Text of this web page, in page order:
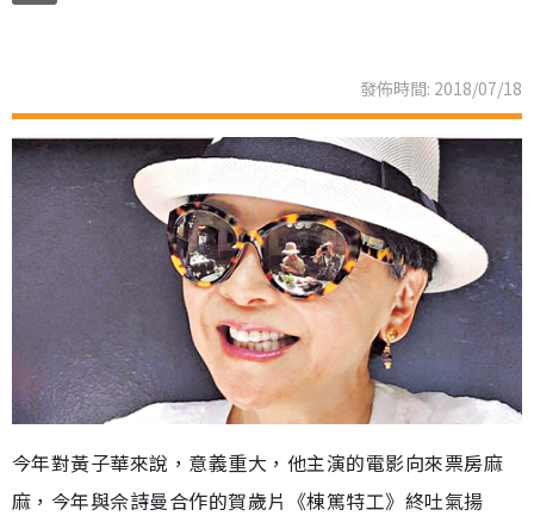
發佈時間: 2018/07/18
今年對黃子華來說，意義重大，他主演的電影向來票房麻
麻，今年與佘詩曼合作的賀歲片《棟篤特工》終吐氣揚